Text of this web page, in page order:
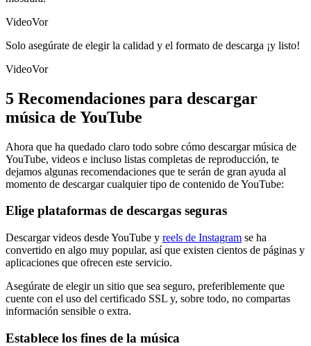
VideoVor
Solo asegúrate de elegir la calidad y el formato de descarga ¡y listo!
VideoVor
5 Recomendaciones para descargar
música de YouTube
Ahora que ha quedado claro todo sobre cómo descargar música de
YouTube, videos e incluso listas completas de reproducción, te
dejamos algunas recomendaciones que te serán de gran ayuda al
momento de descargar cualquier tipo de contenido de YouTube:
Elige plataformas de descargas seguras
Descargar videos desde YouTube y reels de Instagram se ha
convertido en algo muy popular, así que existen cientos de páginas y
aplicaciones que ofrecen este servicio.
Asegúrate de elegir un sitio que sea seguro, preferiblemente que
cuente con el uso del certificado SSL y, sobre todo, no compartas
información sensible o extra.
Establece los fines de la música